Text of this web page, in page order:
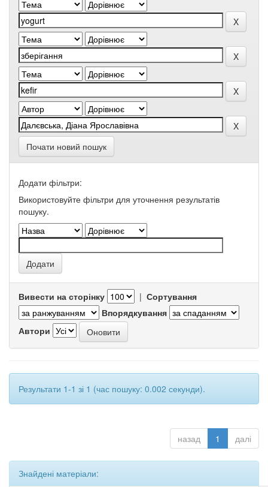
Почати новий пошук
Додати фільтри:
Використовуйте фільтри для уточнення результатів
пошуку.
Вивести на сторінку | Сортування
Впорядкування
Автори
Результати 1-1 зі 1 (час пошуку: 0.002 секунди).
назад 1 далі
Знайдені матеріали: